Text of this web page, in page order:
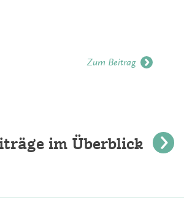
Zum Beitrag
im Überblick